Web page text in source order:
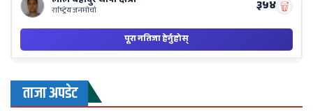
ताजा अपडेट